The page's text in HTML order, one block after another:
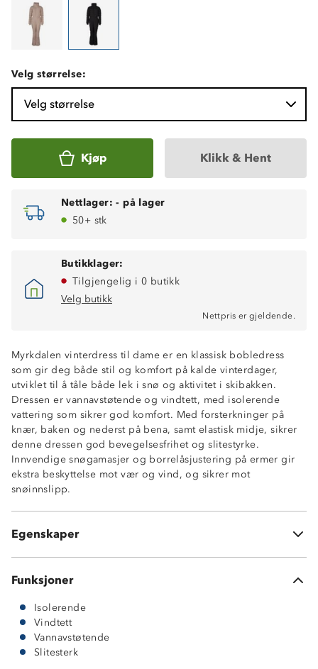
Velg størrelse:
Velg størrelse
Kjøp Klikk & Hent
Nettlager: - på lager
50+ stk
Butikklager:
Tilgjengelig i 0 butikk
Velg butikk
Nettpris er gjeldende.
Myrkdalen vinterdress til dame er en klassisk bobledress
som gir deg både stil og komfort på kalde vinterdager,
utviklet til å tåle både lek i snø og aktivitet i skibakken.
Dressen er vannavstøtende og vindtett, med isolerende
vattering som sikrer god komfort. Med forsterkninger på
knær, baken og nederst på bena, samt elastisk midje, sikrer
denne dressen god bevegelsesfrihet og slitestyrke.
Innvendige snøgamasjer og borrelåsjustering på ermer gir
ekstra beskyttelse mot vær og vind, og sikrer mot
snøinnslipp.
Egenskaper
Vannavstøtende (5 000 mm vannsøyle)
Isolerende
Vindtett
Forsterkninger på knær, bak og nede på beina
To glidelåslommer i sidene
Elastisk midje
Utsvingt i beina
Innvendig snøgamasjer i beinåpning
Borrelåsjustering på ermer
Forlenget stoff ved håndledd med tommelhull
YKK©-glidelås
Funksjoner
Isolerende
Vindtett
Vannavstøtende
Slitesterk
Ytterside: 100 % polyester, med forsterkede felter i